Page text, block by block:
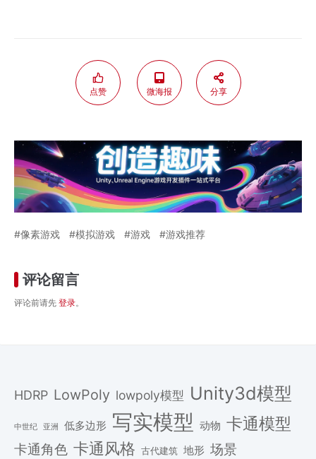
点赞 微海报 分享
像素游戏 模拟游戏 游戏 游戏推荐
评论留言
评论前请先 登录。
HDRP LowPoly lowpoly模型 Unity3d模型
中世纪 亚洲 低多边形 写实模型 动物 卡通模型
卡通角色 卡通风格 古代建筑 地形 场景